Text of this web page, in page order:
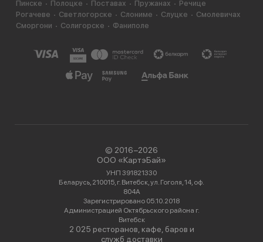
Пинске
Полоцке Поставах Пружанах
Речице
Рогачеве
Светлогорске Слониме Слуцке
Смолевичах
Сморгони
Солигорске Фаниполе
© 2016−2026
ООО «КартэБай»
УНП 391821330
Беларусь, 210015, г. Витебск, ул. Гоголя, 14, оф.
804А
Зарегистрировано 05.10.2018
Администрацией Октябрьского района г.
Витебск
2 025 ресторанов, кафе, баров и
служб доставки